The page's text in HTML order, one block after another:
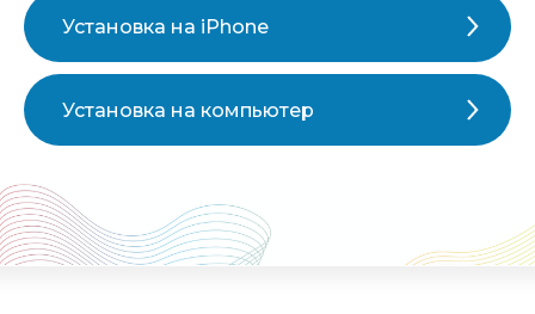
Установка на iPhone
Установка на компьютер